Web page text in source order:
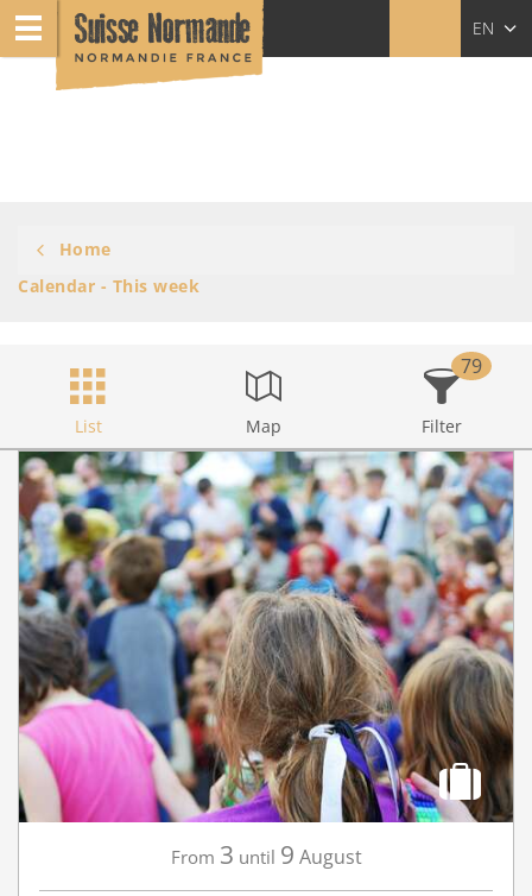
EN
Home
Calendar - This week
List Map Filter
79
From 3 until 9 August